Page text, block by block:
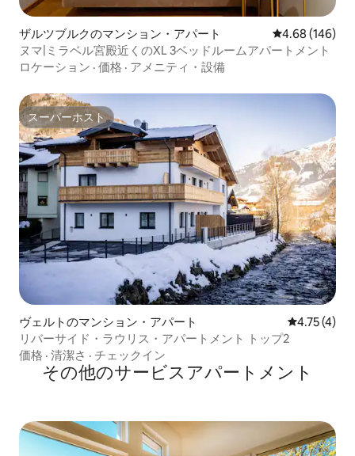
ザルツブルクのマンション・アパート レビュー146
4.68 (146)
ヌマ|ミラベル宮殿近くのXL 3ベッドルームアパートメント
ロケーション · 価格 · アメニティ・設備
スーパーホスト
スーパーホスト
ヴェルトのマンション・アパート レビュー4
4.75 (4)
リバーサイド・ラウリス・アパートメント トップ2
価格 · 清潔さ · チェックイン
その他のサービスアパートメント